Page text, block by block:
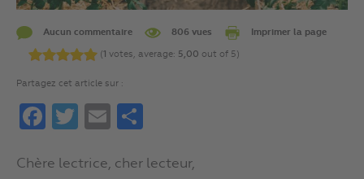
Aucun commentaire 806 vues Imprimer la page
(1 votes, average: 5,00 out of 5)
Partagez cet article sur :
FacebookTwitterEmail
Chère lectrice, cher lecteur,